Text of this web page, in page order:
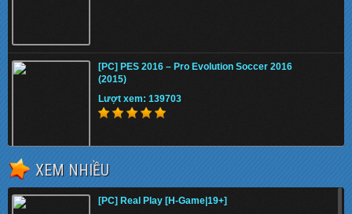
[PC] PES 2016 – Pro Evolution Soccer 2016
(2015)
Lượt xem: 139703
Fifa 13 Internal
Lượt xem: 150472
XEM NHIỀU
[PC] Real Play [H-Game|19+]